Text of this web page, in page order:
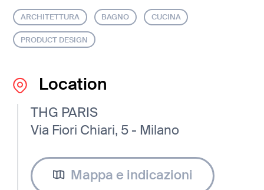
ARCHITETTURA BAGNO CUCINA
PRODUCT DESIGN
Location
THG PARIS
Via Fiori Chiari, 5 - Milano
Mappa e indicazioni